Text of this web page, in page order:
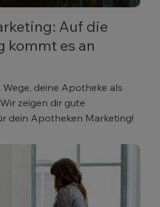
Auf die
kommt es an
deine Apotheke als
zeigen dir gute
dein Apotheken Marketing!